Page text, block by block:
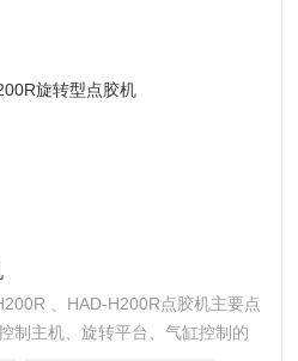
、HAD-H200R点胶机主要点
制主机、旋转平台、气缸控制的